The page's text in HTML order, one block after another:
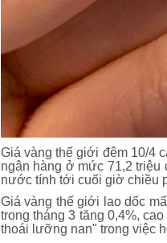
Giá vàng thế giới đêm 10/4
ngân hàng ở mức 71,2
nước tính tới cuối giờ chiều
Giá vàng thế giới lao dốc
trong tháng 3 tăng 0,4%,
thoái lưỡng nan" trong việc